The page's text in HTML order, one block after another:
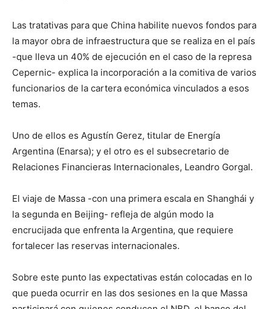
Las tratativas para que China habilite nuevos fondos para
la mayor obra de infraestructura que se realiza en el país
-que lleva un 40% de ejecución en el caso de la represa
Cepernic- explica la incorporación a la comitiva de varios
funcionarios de la cartera económica vinculados a esos
temas.
Uno de ellos es Agustín Gerez, titular de Energía
Argentina (Enarsa); y el otro es el subsecretario de
Relaciones Financieras Internacionales, Leandro Gorgal.
El viaje de Massa -con una primera escala en Shanghái y
la segunda en Beijing- refleja de algún modo la
encrucijada que enfrenta la Argentina, que requiere
fortalecer las reservas internacionales.
Sobre este punto las expectativas están colocadas en lo
que pueda ocurrir en las dos sesiones en la que Massa